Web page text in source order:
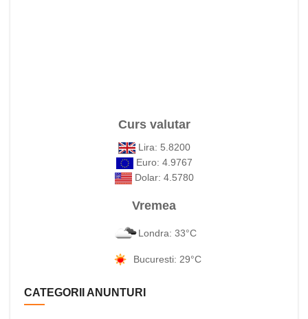
Curs valutar
Lira: 5.8200
Euro: 4.9767
Dolar: 4.5780
Vremea
Londra: 33°C
Bucuresti: 29°C
CATEGORII ANUNTURI